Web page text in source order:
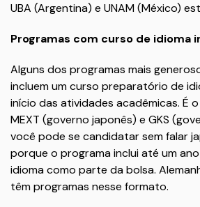
UBA (Argentina) e UNAM (México)
Programas com curso de idioma
Alguns dos programas mais
incluem um curso preparatório de
início das atividades acadêmicas. É
MEXT (governo japonês) e GKS
você pode se candidatar sem falar
porque o programa inclui até um
idioma como parte da bolsa.
têm programas nesse formato.